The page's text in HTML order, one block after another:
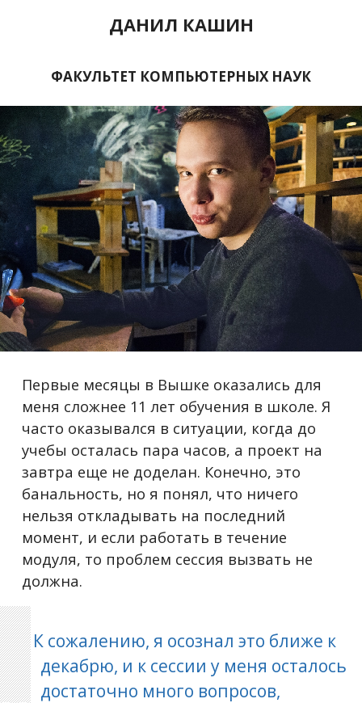
ДАНИЛ КАШИН
ФАКУЛЬТЕТ КОМПЬЮТЕРНЫХ НАУК
Первые месяцы в Вышке оказались для
меня сложнее 11 лет обучения в школе. Я
часто оказывался в ситуации, когда до
учебы осталась пара часов, а проект на
завтра еще не доделан. Конечно, это
банальность, но я понял, что ничего
нельзя откладывать на последний
момент, и если работать в течение
модуля, то проблем сессия вызвать не
должна.
К сожалению, я осознал это ближе к
декабрю, и к сессии у меня осталось
достаточно много вопросов,